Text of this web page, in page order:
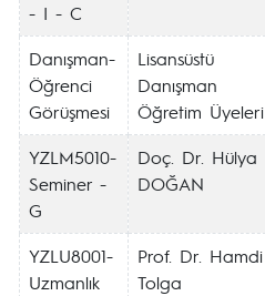
- I - C
Danışman-
Öğrenci
Görüşmesi
Lisansüstü
Danışman
Öğretim Üyeleri
YZLM5010-
Seminer -
G
Doç. Dr. Hülya
DOĞAN
YZLU8001-
Uzmanlık
Prof. Dr. Hamdi
Tolga